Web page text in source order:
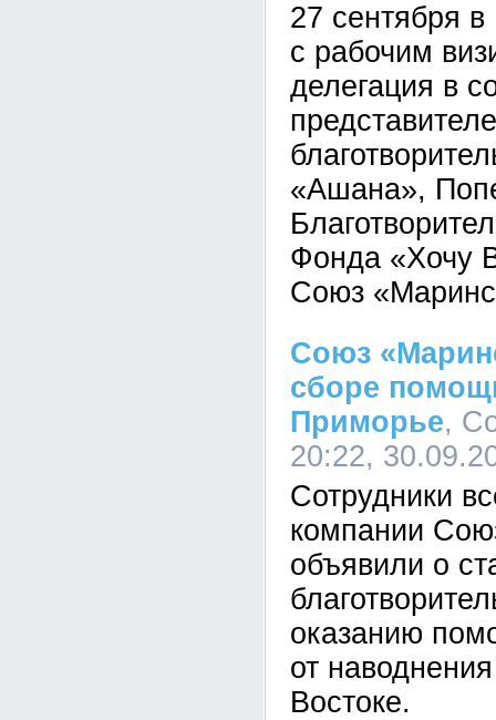
27 сентября
с рабочим
делегация в
«Ашана»,
Фонда «Хочу
Союз
Союз
сборе
Приморье,
20:22,
Сотрудники
компании
объявили о
оказанию
от
Востоке.